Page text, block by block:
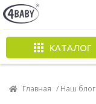
КАТАЛОГ
Главная / Наш блог